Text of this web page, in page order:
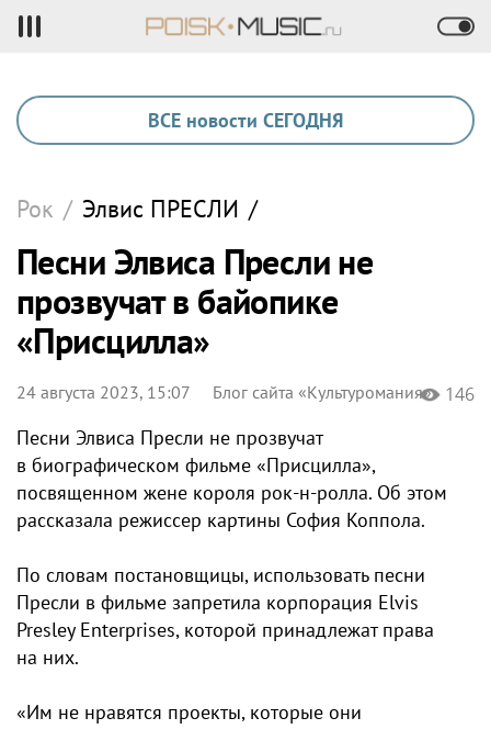
ВСЕ новости СЕГОДНЯ
Рок / Элвис ПРЕСЛИ /
Песни Элвиса Пресли не
прозвучат в байопике
«Присцилла»
24 августа 2023, 15:07 Блог сайта «Культуромания» 146
Песни Элвиса Пресли не прозвучат
в биографическом фильме «Присцилла»,
посвященном жене короля рок-н-ролла. Об этом
рассказала режиссер картины София Коппола.
По словам постановщицы, использовать песни
Пресли в фильме запретила корпорация Elvis
Presley Enterprises, которой принадлежат права
на них.
«Им не нравятся проекты, которые они